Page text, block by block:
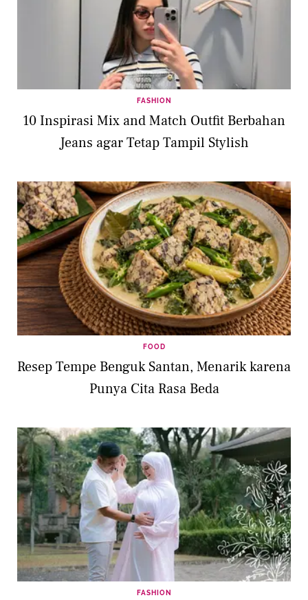
FASHION
10 Inspirasi Mix and Match Outfit Berbahan
Jeans agar Tetap Tampil Stylish
FOOD
Resep Tempe Benguk Santan, Menarik karena
Punya Cita Rasa Beda
FASHION